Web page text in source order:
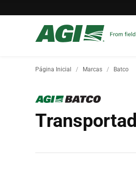
Página Inicial Marcas Batco